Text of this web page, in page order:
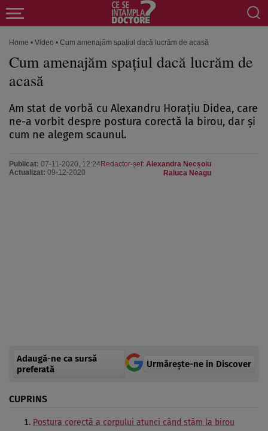
Home • Video • Cum amenajăm spațiul dacă lucrăm de acasă
Cum amenajăm spațiul dacă lucrăm de
acasă
Am stat de vorbă cu Alexandru Horațiu Didea, care
ne-a vorbit despre postura corectă la birou, dar și
cum ne alegem scaunul.
Publicat: 07-11-2020, 12:24
Actualizat: 09-12-2020
Redactor-șef: Alexandra Necșoiu
Raluca Neagu
Adaugă-ne ca sursă
preferată
Urmărește-ne in Discover
CUPRINS
Postura corectă a corpului atunci când stăm la birou